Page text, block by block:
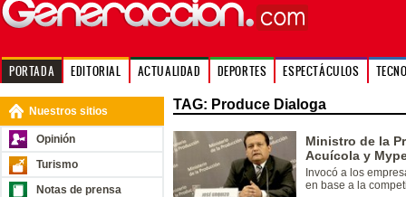
PORTADA EDITORIAL ACTUALIDAD DEPORTES ESPECTÁCULOS
Nuestros sitios
Opinión
Turismo
Notas de prensa
TAG: Produce Dialoga
Ministro de la
Acuícola y
Invocó a los
en base a la